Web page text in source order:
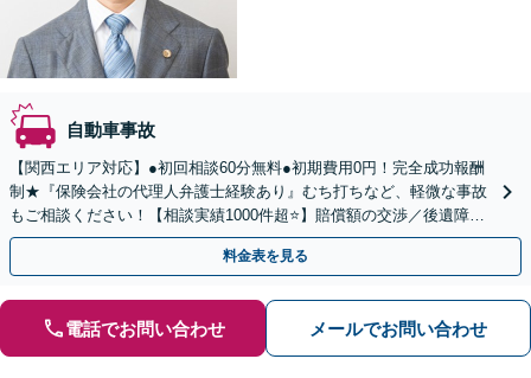
自動車事故
【関西エリア対応】●初回相談60分無料●初期費用0円！完全成功報酬
制★『保険会社の代理人弁護士経験あり』むち打ちなど、軽微な事故
もご相談ください！【相談実績1000件超⭐️】賠償額の交渉／後遺障害
認定／治療費打ち切りなどサポート！
料金表を見る
電話でお問い合わせ メールでお問い合わせ